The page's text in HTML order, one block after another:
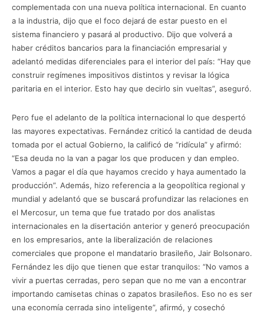
complementada con una nueva política internacional. En cuanto
a la industria, dijo que el foco dejará de estar puesto en el
sistema financiero y pasará al productivo. Dijo que volverá a
haber créditos bancarios para la financiación empresarial y
adelantó medidas diferenciales para el interior del país: “Hay que
construir regímenes impositivos distintos y revisar la lógica
paritaria en el interior. Esto hay que decirlo sin vueltas”, aseguró.
Pero fue el adelanto de la política internacional lo que despertó
las mayores expectativas. Fernández criticó la cantidad de deuda
tomada por el actual Gobierno, la calificó de “ridícula” y afirmó:
“Esa deuda no la van a pagar los que producen y dan empleo.
Vamos a pagar el día que hayamos crecido y haya aumentado la
producción”. Además, hizo referencia a la geopolítica regional y
mundial y adelantó que se buscará profundizar las relaciones en
el Mercosur, un tema que fue tratado por dos analistas
internacionales en la disertación anterior y generó preocupación
en los empresarios, ante la liberalización de relaciones
comerciales que propone el mandatario brasileño, Jair Bolsonaro.
Fernández les dijo que tienen que estar tranquilos: “No vamos a
vivir a puertas cerradas, pero sepan que no me van a encontrar
importando camisetas chinas o zapatos brasileños. Eso no es ser
una economía cerrada sino inteligente”, afirmó, y cosechó